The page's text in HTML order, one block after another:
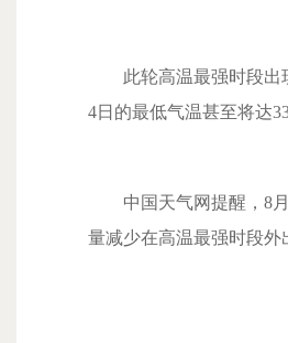
此轮高温最强时段出现
4日的最低气温甚至将达
中国天气网提醒，8月
量减少在高温最强时段外